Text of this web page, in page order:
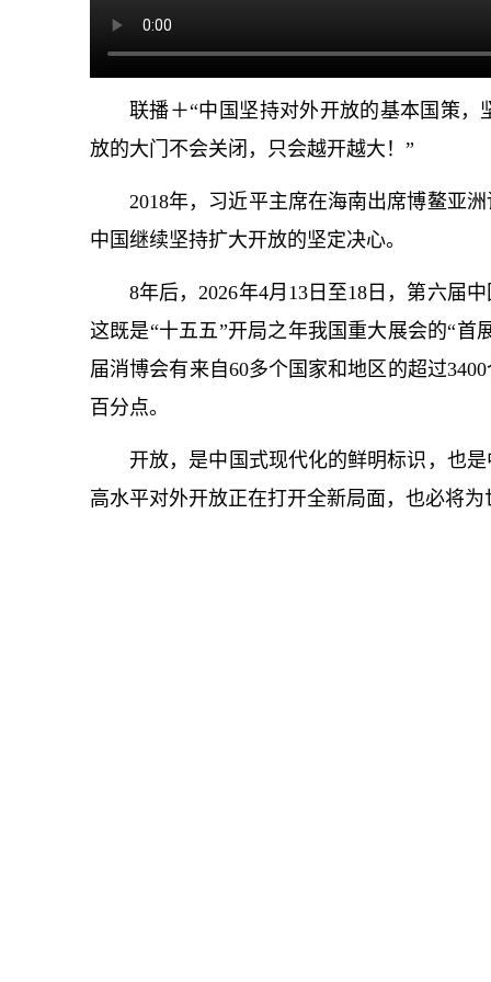
联播＋“中国坚持对外开放的基本国策
放的大门不会关闭，只会越开越大！”
2018年，习近平主席在海南出席博鳌亚
中国继续坚持扩大开放的坚定决心。
8年后，2026年4月13日至18日，第六届
这既是“十五五”开局之年我国重大展会的“首
届消博会有来自60多个国家和地区的超过
百分点。
开放，是中国式现代化的鲜明标识，也
高水平对外开放正在打开全新局面，也必将为